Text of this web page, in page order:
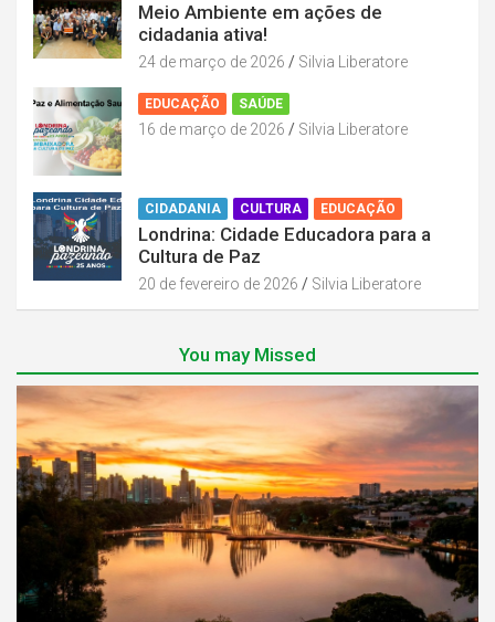
Meio Ambiente em ações de
cidadania ativa!
24 de março de 2026 Silvia Liberatore
EDUCAÇÃO SAÚDE
16 de março de 2026 Silvia Liberatore
CIDADANIA CULTURA EDUCAÇÃO
Londrina: Cidade Educadora para a
Cultura de Paz
20 de fevereiro de 2026 Silvia Liberatore
You may Missed